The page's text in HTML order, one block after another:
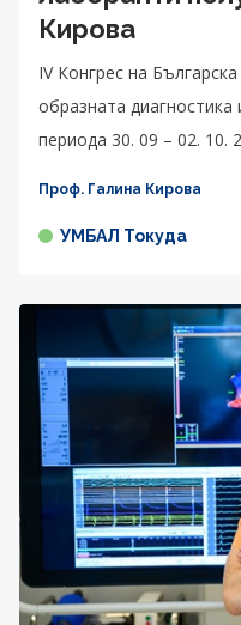
Кирова
IV Конгрес на
образната
периода 30. 09 – 02. 10.
Проф. Галина Кирова
УМБАЛ Токуда